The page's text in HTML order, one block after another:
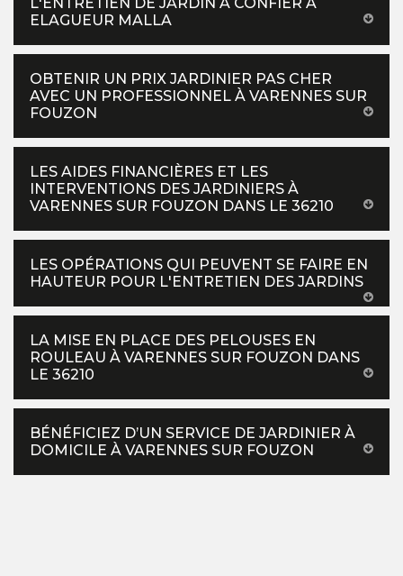
ELAGUEUR MALLA
OBTENIR UN PRIX JARDINIER PAS CHER
AVEC UN PROFESSIONNEL À VARENNES SUR
FOUZON
LES AIDES FINANCIÈRES ET LES
INTERVENTIONS DES JARDINIERS À
VARENNES SUR FOUZON DANS LE 36210
LES OPÉRATIONS QUI PEUVENT SE FAIRE EN
HAUTEUR POUR L'ENTRETIEN DES JARDINS
LA MISE EN PLACE DES PELOUSES EN
ROULEAU À VARENNES SUR FOUZON DANS
LE 36210
BÉNÉFICIEZ D’UN SERVICE DE JARDINIER À
DOMICILE À VARENNES SUR FOUZON